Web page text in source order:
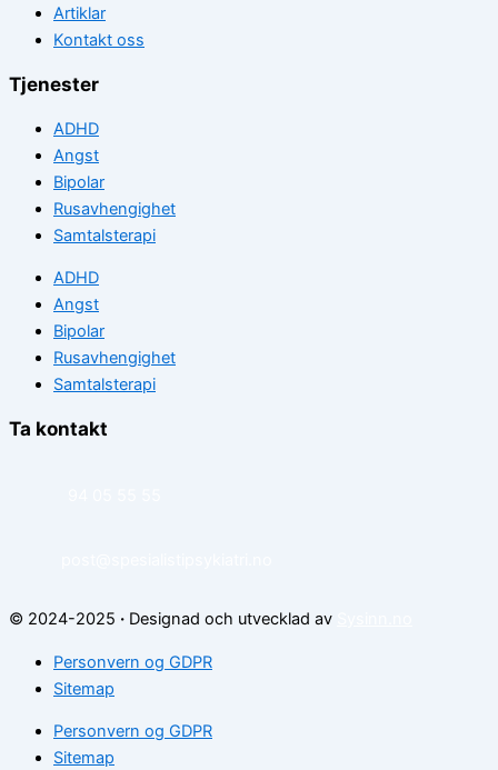
Artiklar
Kontakt oss
Tjenester
ADHD
Angst
Bipolar
Rusavhengighet
Samtalsterapi
ADHD
Angst
Bipolar
Rusavhengighet
Samtalsterapi
Ta kontakt
© 2024-2025 · Designad och utvecklad av
Personvern og GDPR
Sitemap
Personvern og GDPR
Sitemap